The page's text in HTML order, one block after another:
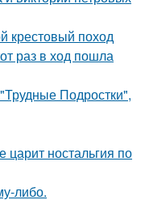
крестовый поход
раз в ход пошла
Подростки",
ностальгия по
либо.